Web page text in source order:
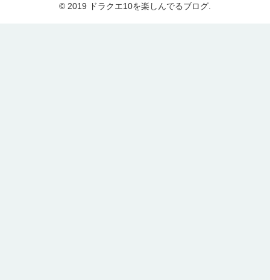
© 2019 ドラクエ10を楽しんでるブログ.